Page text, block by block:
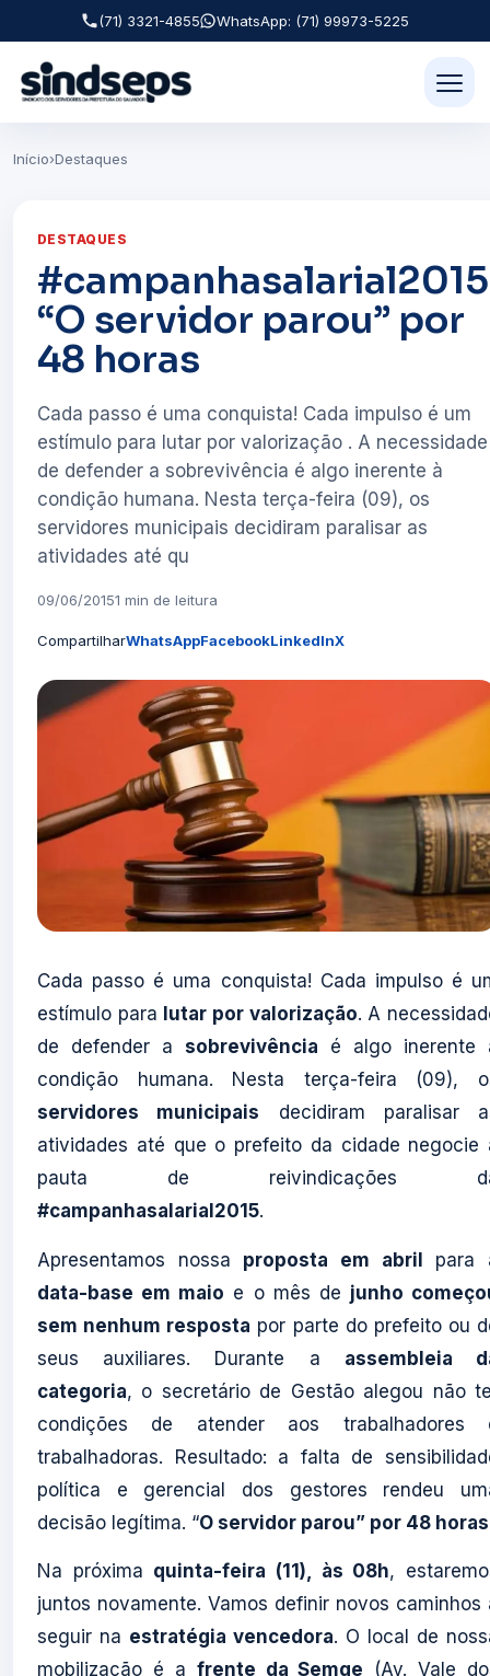
(71) 3321-4855 WhatsApp: (71) 99973-5225
Início›Destaques
DESTAQUES
“O servidor parou” por
48 horas
Cada passo é uma conquista! Cada impulso é um
estímulo para lutar por valorização . A necessidade
de defender a sobrevivência é algo inerente à
condição humana. Nesta terça-feira (09), os
servidores municipais decidiram paralisar as
atividades até qu
09/06/20151 min de leitura
CompartilharWhatsAppFacebookLinkedInX
Cada passo é uma conquista! Cada impulso é
estímulo para lutar por valorização. A
de defender a sobrevivência é algo inerente
condição humana. Nesta terça-feira (09),
servidores municipais decidiram paralisar
atividades até que o prefeito da cidade negocie
pauta de reivindicações
#campanhasalarial2015.
Apresentamos nossa proposta em abril para
data-base em maio e o mês de junho
sem nenhum resposta por parte do prefeito ou
seus auxiliares. Durante a assembleia
categoria, o secretário de Gestão alegou não
condições de atender aos trabalhadores
trabalhadoras. Resultado: a falta de
política e gerencial dos gestores rendeu
decisão legítima. “O servidor parou” por 48 horas
Na próxima quinta-feira (11), às 08h,
juntos novamente. Vamos definir novos caminhos
seguir na estratégia vencedora. O local de
mobilização é a frente da Semge (Av. Vale